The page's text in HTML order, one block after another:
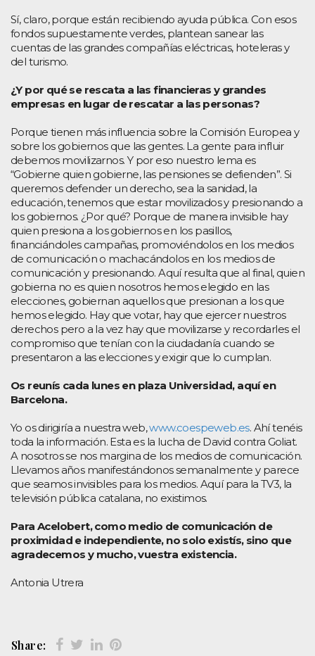
Sí, claro, porque están recibiendo ayuda pública. Con esos
fondos supuestamente verdes, plantean sanear las
cuentas de las grandes compañías eléctricas, hoteleras y
del turismo.
¿Y por qué se rescata a las financieras y grandes
empresas en lugar de rescatar a las personas?
Porque tienen más influencia sobre la Comisión Europea y
sobre los gobiernos que las gentes. La gente para influir
debemos movilizarnos. Y por eso nuestro lema es
“Gobierne quien gobierne, las pensiones se defienden”. Si
queremos defender un derecho, sea la sanidad, la
educación, tenemos que estar movilizados y presionando a
los gobiernos. ¿Por qué? Porque de manera invisible hay
quien presiona a los gobiernos en los pasillos,
financiándoles campañas, promoviéndolos en los medios
de comunicación o machacándolos en los medios de
comunicación y presionando. Aquí resulta que al final, quien
gobierna no es quien nosotros hemos elegido en las
elecciones, gobiernan aquellos que presionan a los que
hemos elegido. Hay que votar, hay que ejercer nuestros
derechos pero a la vez hay que movilizarse y recordarles el
compromiso que tenían con la ciudadanía cuando se
presentaron a las elecciones y exigir que lo cumplan.
Os reunís cada lunes en plaza Universidad, aquí en
Barcelona.
Yo os dirigiría a nuestra web,www.coespeweb.es. Ahí tenéis
toda la información. Esta es la lucha de David contra Goliat.
A nosotros se nos margina de los medios de comunicación.
Llevamos años manifestándonos semanalmente y parece
que seamos invisibles para los medios. Aquí para la TV3, la
televisión pública catalana, no existimos.
Para Acelobert, como medio de comunicación de
proximidad e independiente, no solo existís, sino que
agradecemos y mucho, vuestra existencia.
Antonia Utrera
Share: